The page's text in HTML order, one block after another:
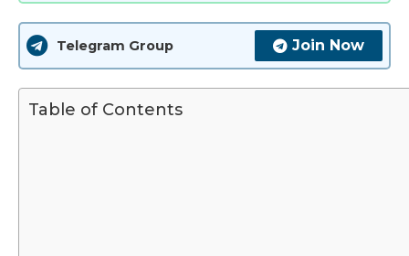
Telegram Group Join Now
Table of Contents